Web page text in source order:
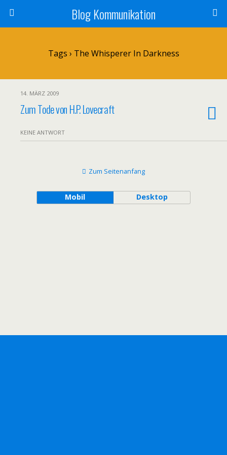
Blog Kommunikation
Tags › The Whisperer In Darkness
14. MÄRZ 2009
Zum Tode von H.P. Lovecraft
KEINE ANTWORT
Zum Seitenanfang
Mobil Desktop